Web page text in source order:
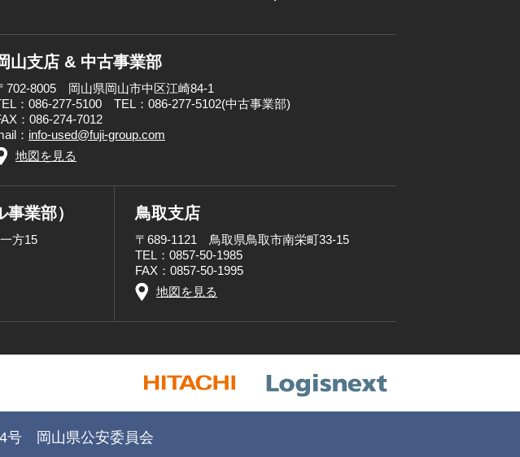
山支店 & 中古事業部
702-8005 岡山県岡山市中区江崎84-1
：086-277-5100 TEL：086-277-5102(中古事業部)
：086-274-7012
： info-used@fuji-group.com
地図を見る
業部）
方15
鳥取支店
〒689-1121 鳥取県鳥取市南栄町33-15
TEL：0857-50-1985
FAX：0857-50-1995
地図を見る
号 岡山県公安委員会